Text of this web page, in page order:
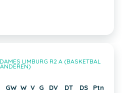
LIMBURG R2 A (BASKETBAL
GW W V G DV DT DS Ptn